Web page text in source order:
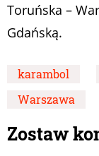
Toruńska –
Gdańską.
karambol
Warszawa
Zostaw